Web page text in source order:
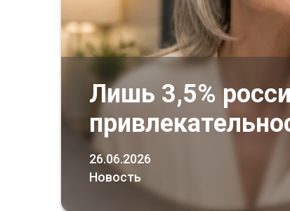
Лишь 3,5%
26.06.2026
Новость